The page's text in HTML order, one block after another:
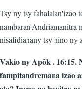
Tsy ny tsy fahalalan'izao
nambaran'Andriamanitra
nisafidianany tsy hino ny
Vakio ny Apôk . 16:15.
fampitandremana izao